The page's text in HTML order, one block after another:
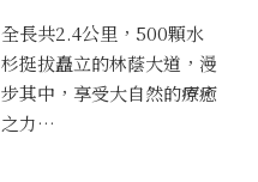
全長共2.4公里，500顆水
杉挺拔矗立的林蔭大道，漫
步其中，享受大自然的療癒
之力…